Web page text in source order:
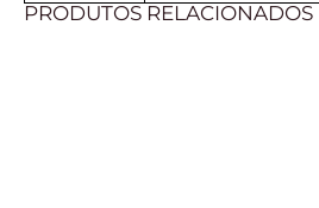
PRODUTOS RELACIONADOS